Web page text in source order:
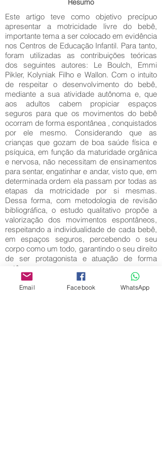
Resumo
Este artigo teve como objetivo precípuo
apresentar a motricidade livre do bebê,
importante tema a ser colocado em evidência
nos Centros de Educação Infantil. Para tanto,
foram utilizadas as contribuições teóricas
dos seguintes autores: Le Boulch, Emmi
Pikler, Kolyniak Filho e Wallon. Com o intuito
de respeitar o desenvolvimento do bebê,
mediante a sua atividade autônoma e, que
aos adultos cabem propiciar espaços
seguros para que os movimentos do bebê
ocorram de forma espontânea , conquistados
por ele mesmo. Considerando que as
crianças que gozam de boa saúde física e
psíquica, em função da maturidade orgânica
e nervosa, não necessitam de ensinamentos
para sentar, engatinhar e andar, visto que, em
determinada ordem ela passam por todas as
etapas da motricidade por si mesmas.
Dessa forma, com metodologia de revisão
bibliográfica, o estudo qualitativo propõe a
valorização dos movimentos espontâneos,
respeitando a individualidade de cada bebê,
em espaços seguros, percebendo o seu
corpo como um todo, garantindo o seu direito
de ser protagonista e atuação de forma
autônoma.
Palavras-Chave:
Movimento Livre; Esquema corporal;
Email Facebook WhatsApp